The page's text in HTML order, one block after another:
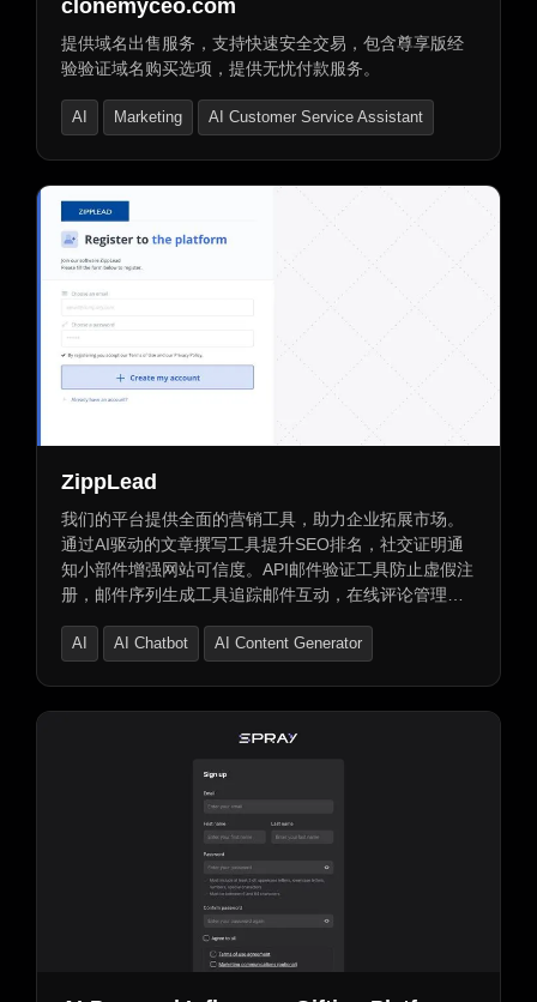
clonemyceo.com
提供域名出售服务，支持快速安全交易，包含尊享版经
验验证域名购买选项，提供无忧付款服务。
AI Marketing AI Customer Service Assistant
ZippLead
我们的平台提供全面的营销工具，助力企业拓展市场。
通过AI驱动的文章撰写工具提升SEO排名，社交证明通
知小部件增强网站可信度。API邮件验证工具防止虚假注
册，邮件序列生成工具追踪邮件互动，在线评论管理功
API，帮助您寻找潜在客户。聊天机器人解决方案捕捉并
AI AI Chatbot AI Content Generator